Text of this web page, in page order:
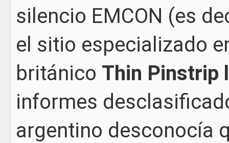
silencio EMCON (es
el sitio especializado
británico Thin Pinstrip
informes
argentino desconocía